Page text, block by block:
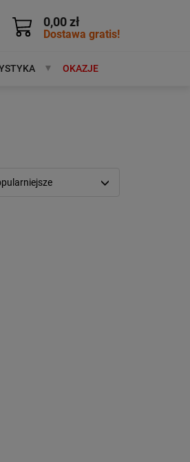
0,00 zł
Dostawa gratis!
MARKIOKAZJE